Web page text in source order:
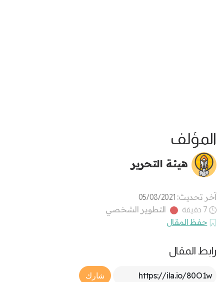
المؤلف
هيئة التحرير
آخر تحديث: 05/08/2021
7 دقيقة
التطوير الشخصي
حفظ المقال
رابط المقال
Article Link
شارك